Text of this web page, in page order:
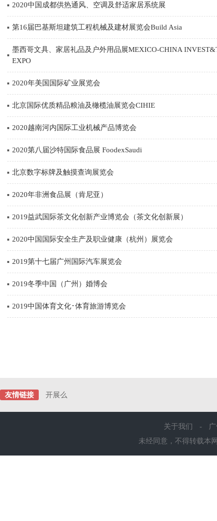
2020中国成都供热通风、空调及舒适家居系统展
第16届巴基斯坦建筑工程机械及建材展览会Build Asia
墨西哥文具、家居礼品及户外用品展MEXICO-CHINA
EXPO
2020年美国国际矿业展览会
北京国际优质精品粮油及橄榄油展览会CIHIE
2020越南河内国际工业机械产品博览会
2020第八届沙特国际食品展 FoodexSaudi
北京数字标牌及触摸查询展览会
2020年非洲食品展（肯尼亚）
2019益武国际茶文化创新产业博览会（茶文化创新展）
2020中国国际安全生产及职业健康（杭州）展览会
2019第十七届广州国际汽车展览会
2019冬季中国（广州）婚博会
2019中国体育文化･体育旅游博览会
友情链接 开展么
关于我们 -
未经同意，不得转载本